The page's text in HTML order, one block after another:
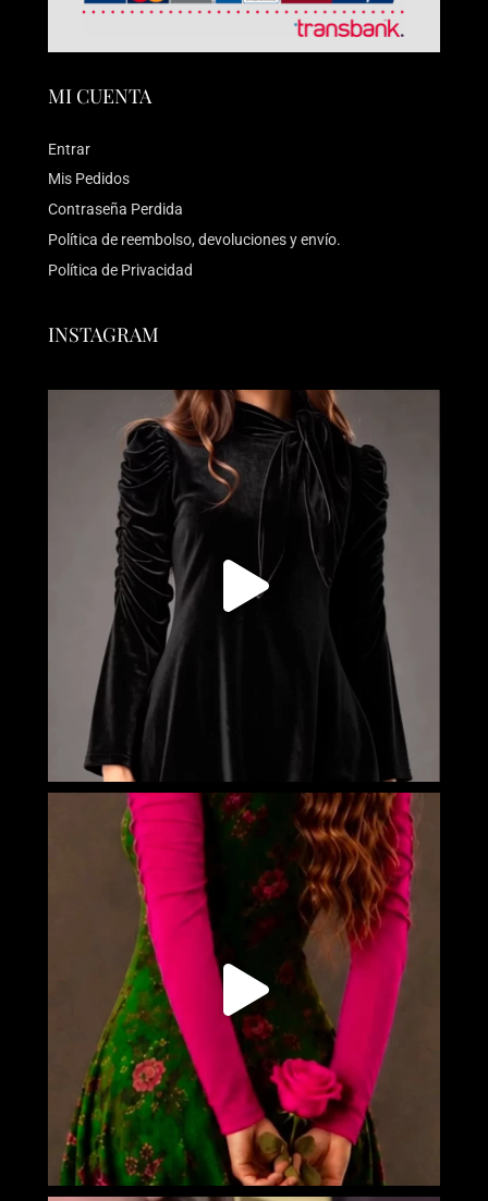
MI CUENTA
Entrar
Mis Pedidos
Contraseña Perdida
Política de reembolso, devoluciones y envío.
Política de Privacidad
INSTAGRAM